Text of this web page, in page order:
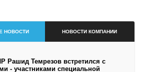
НОВОСТИ НОВОСТИ КОМПАНИИ
Рашид Темрезов встретился с
- участниками специальной